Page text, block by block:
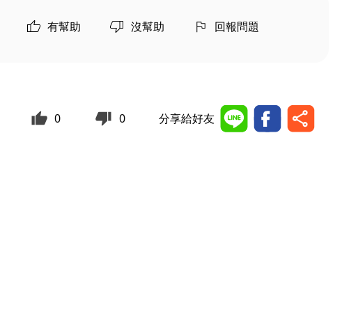
有幫助 沒幫助 回報問題
0 0 分享給好友